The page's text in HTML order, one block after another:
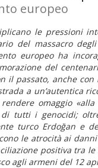
europeo
le pressioni
del massacro
europeo ha
del
il passato, anche
a un’autentica
omaggio
tutti i genocidi;
turco Erdoğan e
le atrocità ai
positiva tra le
agli armeni del 12